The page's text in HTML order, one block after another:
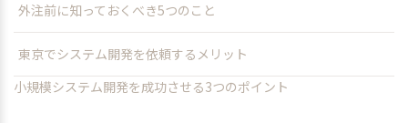
外注前に知っておくべき5つのこと
東京でシステム開発を依頼するメリット
小規模システム開発を成功させる3つのポイント